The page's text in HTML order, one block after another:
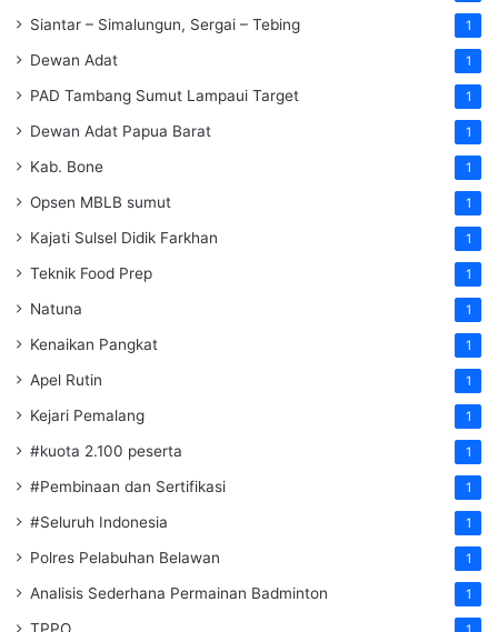
Siantar – Simalungun, Sergai – Tebing 1
Dewan Adat 1
PAD Tambang Sumut Lampaui Target 1
Dewan Adat Papua Barat 1
Kab. Bone 1
Opsen MBLB sumut 1
Kajati Sulsel Didik Farkhan 1
Teknik Food Prep 1
Natuna 1
Kenaikan Pangkat 1
Apel Rutin 1
Kejari Pemalang 1
#kuota 2.100 peserta 1
#Pembinaan dan Sertifikasi 1
#Seluruh Indonesia 1
Polres Pelabuhan Belawan 1
Analisis Sederhana Permainan Badminton 1
TPPO